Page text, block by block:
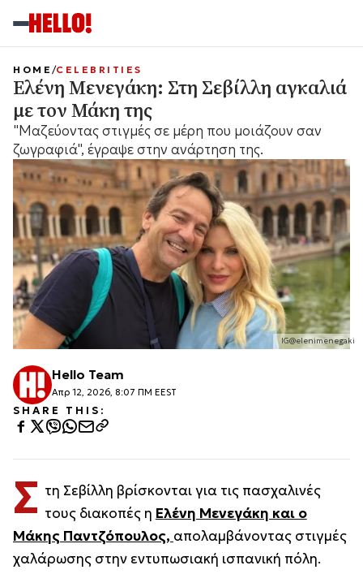
IG@elenimenegaki
HOME CELEBRITIES
Ελένη Μενεγάκη: Στη Σεβίλλη αγκαλιά
με τον Μάκη της
"Μαζεύοντας στιγμές σε μέρη που μοιάζουν σαν
ζωγραφιά", έγραψε στην ανάρτηση της.
Hello Team
Απρ 12, 2026, 8:07 ΠΜ EEST
SHARE THIS:
Σ τη Σεβίλλη βρίσκονται για τις πασχαλινές
τους διακοπές η Ελένη Μενεγάκη και ο
Μάκης Παντζόπουλος, απολαμβάνοντας στιγμές
χαλάρωσης στην εντυπωσιακή ισπανική πόλη.